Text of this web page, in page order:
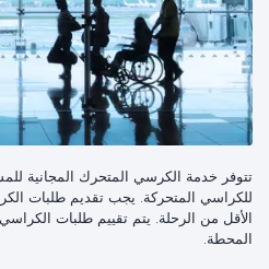
تتوفر خدمة الكرسي المتحرك المجانية
الأقل من الرحلة. يتم تقييم طلبات
المحطة.